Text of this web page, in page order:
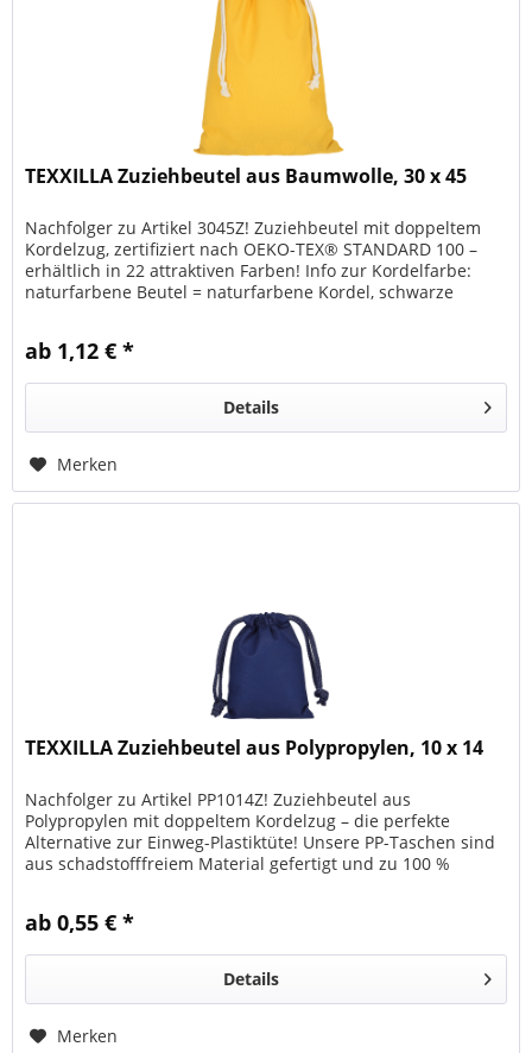
TEXXILLA Zuziehbeutel aus Baumwolle, 30 x 45
Nachfolger zu Artikel 3045Z! Zuziehbeutel mit doppeltem
Kordelzug, zertifiziert nach OEKO-TEX® STANDARD 100 –
erhältlich in 22 attraktiven Farben! Info zur Kordelfarbe:
naturfarbene Beutel = naturfarbene Kordel, schwarze
ab 1,12 € *
Details
Merken
TEXXILLA Zuziehbeutel aus Polypropylen, 10 x 14
Nachfolger zu Artikel PP1014Z! Zuziehbeutel aus
Polypropylen mit doppeltem Kordelzug – die perfekte
Alternative zur Einweg-Plastiktüte! Unsere PP-Taschen sind
aus schadstofffreiem Material gefertigt und zu 100 %
ab 0,55 € *
Details
Merken